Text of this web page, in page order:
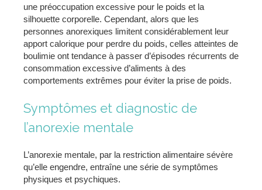
une préoccupation excessive pour le poids et la
silhouette corporelle. Cependant, alors que les
personnes anorexiques limitent considérablement leur
apport calorique pour perdre du poids, celles atteintes de
boulimie ont tendance à passer d’épisodes récurrents de
consommation excessive d’aliments à des
comportements extrêmes pour éviter la prise de poids.
Symptômes et diagnostic de
l’anorexie mentale
L’anorexie mentale, par la restriction alimentaire sévère
qu’elle engendre, entraîne une série de symptômes
physiques et psychiques.